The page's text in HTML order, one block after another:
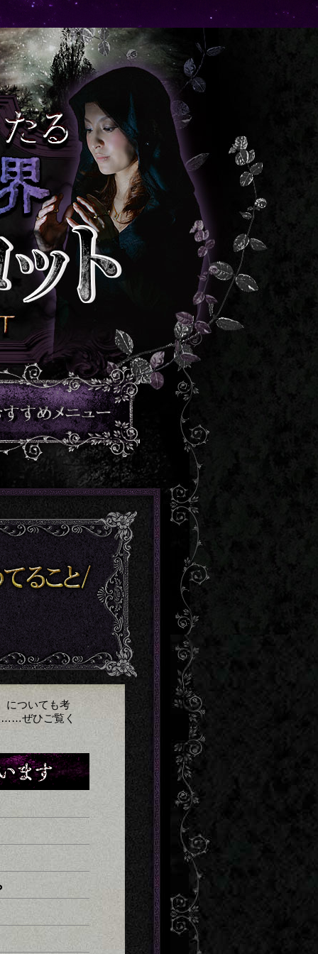
についても考
……ぜひご覧く